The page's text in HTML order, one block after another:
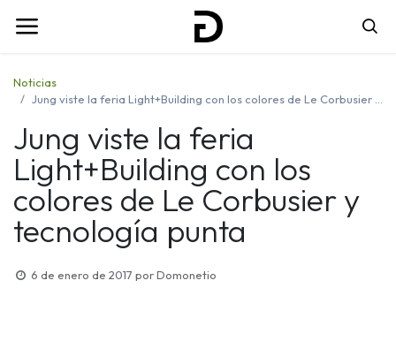
Noticias
Jung viste la feria Light+Building con los colores de Le Corbusier y tecnología punta
Jung viste la feria
Light+Building con los
colores de Le Corbusier y
tecnología punta
6 de enero de 2017 porDomonetio